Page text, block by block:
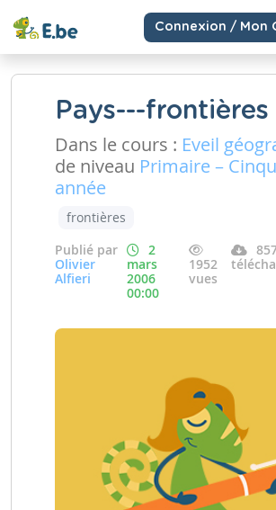
Connexion / Mon
Pays---frontières
Dans le cours : Eveil
de niveau Primaire –
année
frontières
Publié par
Olivier
Alfieri
2
mars
2006
00:00
1952
vues